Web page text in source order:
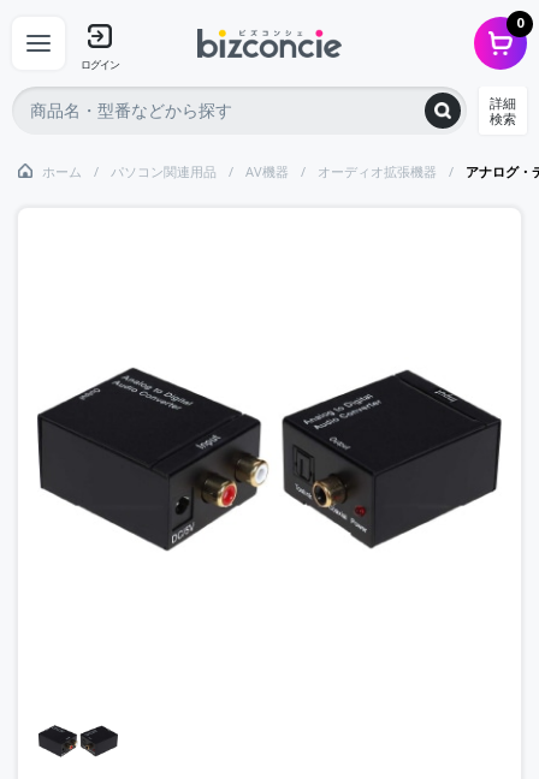
ログイン
0
詳細
検索
ホーム パソコン関連用品 AV機器 オーディオ拡張機器 アナログ・